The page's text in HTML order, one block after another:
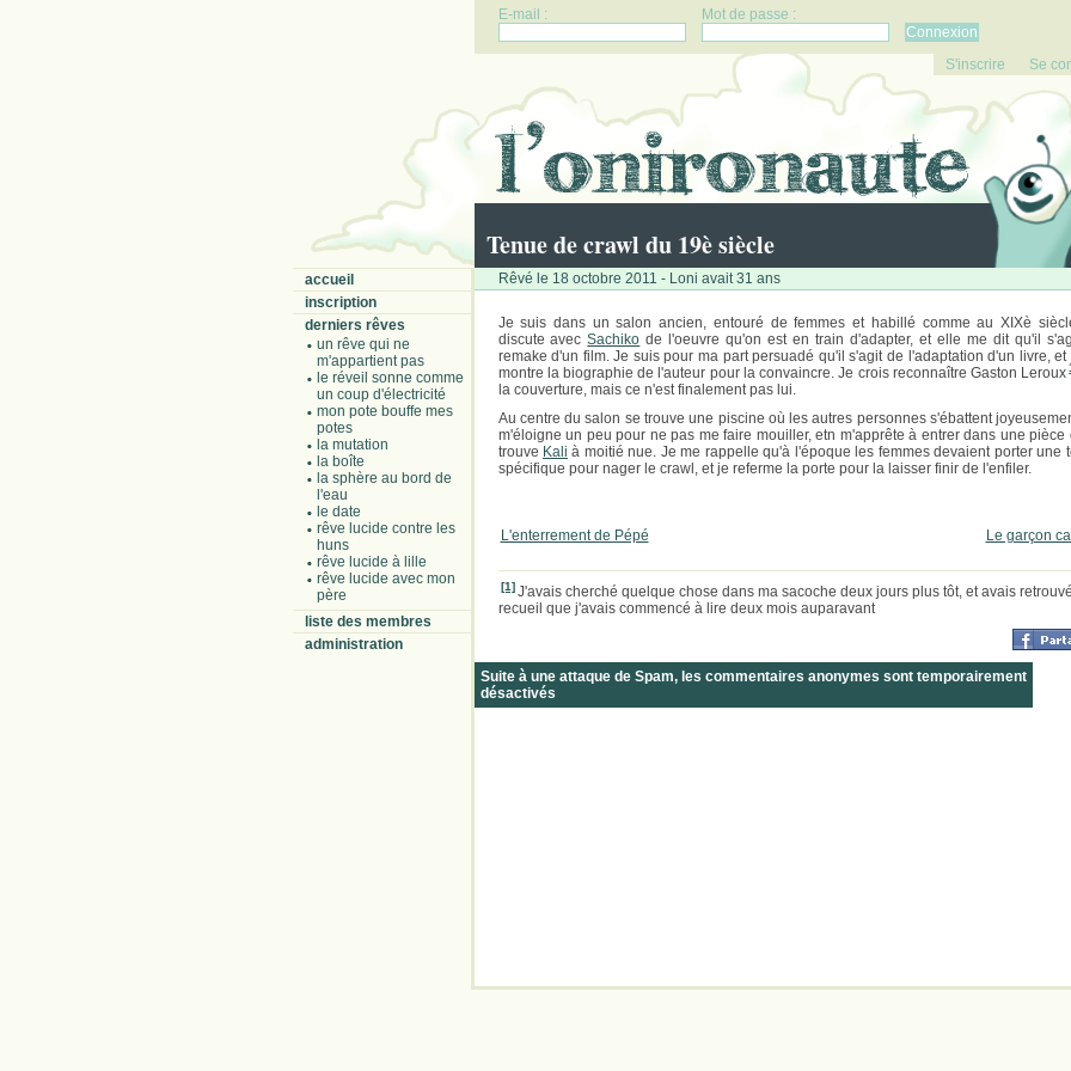
E-mail : Mot de passe :
S'inscrire Se
Tenue de crawl du 19è siècle
accueil
inscription
derniers rêves
un rêve qui ne
m'appartient pas
le réveil sonne comme
un coup d'électricité
mon pote bouffe mes
potes
la mutation
la boîte
la sphère au bord de
l'eau
le date
rêve lucide contre les
huns
rêve lucide à lille
rêve lucide avec mon
père
liste des membres
administration
Rêvé le 18 octobre 2011 - Loni avait 31 ans
Je suis dans un salon ancien, entouré de femmes et habillé comme au XIXè
discute avecSachiko de l'oeuvre qu'on est en train d'adapter, et elle me dit qu'il
remake d'un film. Je suis pour ma part persuadé qu'il s'agit de l'adaptation d'un livre, et
montre la biographie de l'auteur pour la convaincre. Je crois reconnaître Gaston Leroux
la couverture, mais ce n'est finalement pas lui.
Au centre du salon se trouve une piscine où les autres personnes s'ébattent
m'éloigne un peu pour ne pas me faire mouiller, etn m'apprête à entrer dans une pièce
trouve Kali à moitié nue. Je me rappelle qu'à l'époque les femmes devaient porter une
spécifique pour nager le crawl, et je referme la porte pour la laisser finir de l'enfiler.
L'enterrement de Pépé Le garçon
[1] J'avais cherché quelque chose dans ma sacoche deux jours plus tôt, et avais
recueil que j'avais commencé à lire deux mois auparavant
Suite à une attaque de Spam, les commentaires anonymes sont temporairement
désactivés